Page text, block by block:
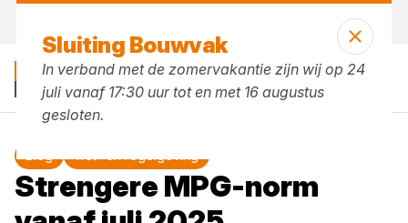
Strengere MPG-norm
Sluiting Bouwvak
In verband met de zomervakantie zijn wij op 24
juli vanaf 17:30 uur tot en met 16 augustus
gesloten.